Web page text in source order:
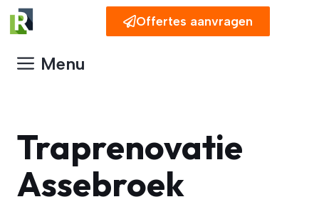
Spring
naar
inhoud Menu
Offertes aanvragen
Traprenovatie
Assebroek